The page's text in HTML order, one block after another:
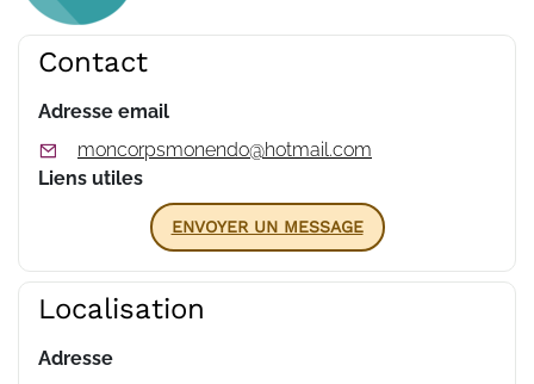
Contact
Adresse email
moncorpsmonendo@hotmail.com
Liens utiles
ENVOYER UN MESSAGE
Localisation
Adresse